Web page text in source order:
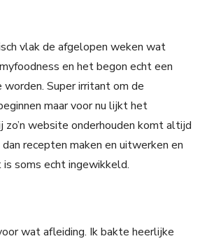
vlak de afgelopen weken wat
en het begon echt een
Super irritant om de
maar voor nu lijkt het
website onderhouden komt altijd
recepten maken en uitwerken en
soms echt ingewikkeld.
wat afleiding. Ik bakte heerlijke